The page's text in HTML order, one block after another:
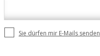
Sie dürfen mir E-Mails senden